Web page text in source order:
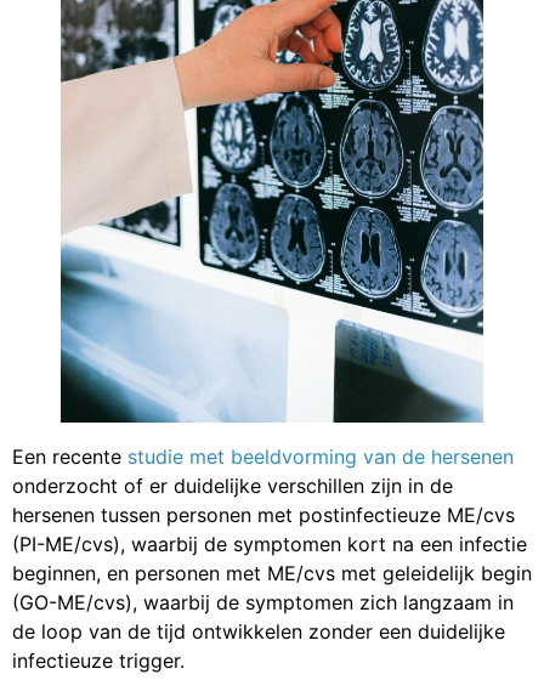
Een recente studie met beeldvorming van de hersenen
onderzocht of er duidelijke verschillen zijn in de
hersenen tussen personen met postinfectieuze ME/cvs
(PI-ME/cvs), waarbij de symptomen kort na een infectie
beginnen, en personen met ME/cvs met geleidelijk begin
(GO-ME/cvs), waarbij de symptomen zich langzaam in
de loop van de tijd ontwikkelen zonder een duidelijke
infectieuze trigger.